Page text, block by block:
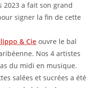
2023 a fait son grand
signer la fin de cette
& Cie ouvre le bal
Nos 4 artistes
du midi en musique.
salées et sucrées a été